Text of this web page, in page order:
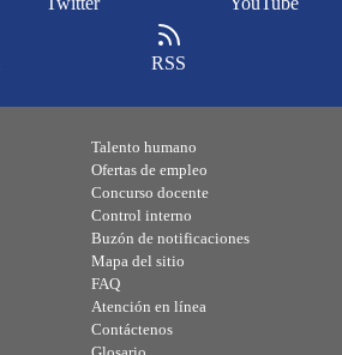
RSS
Talento humano
Ofertas de empleo
Concurso docente
Control interno
Buzón de notificaciones
Mapa del sitio
FAQ
Atención en línea
Contáctenos